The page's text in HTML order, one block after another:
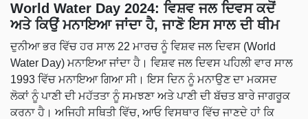
World Water Day 2024: ਵਿਸ਼ਵ ਜਲ ਦਿਵਸ ਕਦੋਂ
ਅਤੇ ਕਿਉਂ ਮਨਾਇਆ ਜਾਂਦਾ ਹੈ, ਜਾਣੋ ਇਸ ਸਾਲ ਦੀ ਥੀਮ
ਦੁਨੀਆ ਭਰ ਵਿੱਚ ਹਰ ਸਾਲ 22 ਮਾਰਚ ਨੂੰ ਵਿਸ਼ਵ ਜਲ ਦਿਵਸ (World
Water Day) ਮਨਾਇਆ ਜਾਂਦਾ ਹੈ। ਵਿਸ਼ਵ ਜਲ ਦਿਵਸ ਪਹਿਲੀ ਵਾਰ ਸਾਲ
1993 ਵਿੱਚ ਮਨਾਇਆ ਗਿਆ ਸੀ। ਇਸ ਦਿਨ ਨੂੰ ਮਨਾਉਣ ਦਾ ਮਕਸਦ
ਲੋਕਾਂ ਨੂੰ ਪਾਣੀ ਦੀ ਮਹੱਤਤਾ ਨੂੰ ਸਮਝਣਾ ਅਤੇ ਪਾਣੀ ਦੀ ਬੱਚਤ ਬਾਰੇ ਜਾਗਰੂਕ
ਕਰਨਾ ਹੈ। ਅਜਿਹੀ ਸਥਿਤੀ ਵਿੱਚ, ਆਓ ਵਿਸਥਾਰ ਵਿੱਚ ਜਾਣਦੇ ਹਾਂ ਕਿ